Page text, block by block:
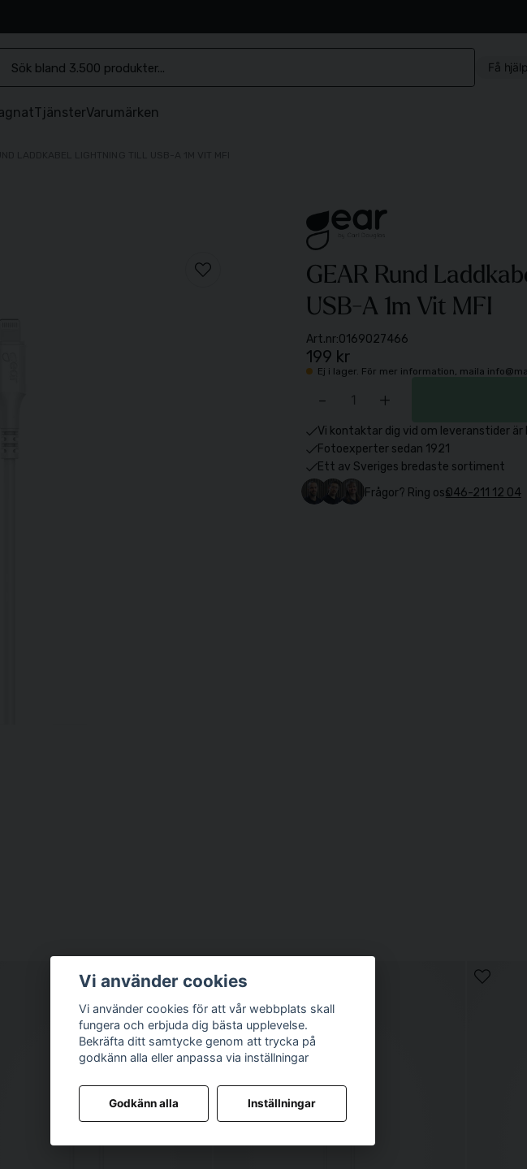
Få
Mån-
TjänsterVarumärken
GEAR Rund
USB-A 1m Vit MFI
Art.nr:0169027466
199 kr
Ej i lager. För mer information, maila
- +
Vi kontaktar dig vid om leveranstider är
Fotoexperter sedan 1921
Ett av Sveriges bredaste sortiment
Frågor? Ring oss046-211 12 04
Vi använder cookies
Vi använder cookies för att vår webbplats skall
fungera och erbjuda dig bästa upplevelse.
Bekräfta ditt samtycke genom att trycka på
godkänn alla eller anpassa via inställningar
Godkänn alla Inställningar